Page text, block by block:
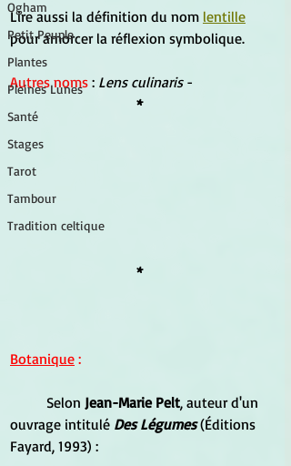
Ogham
Petit Peuple
Plantes
Pleines Lunes
Santé
Stages
Tarot
Tambour
Tradition celtique
Lire aussi la définition du nom lentille
pour amorcer la réflexion symbolique.
Autres noms : Lens culinaris -
*
*
Botanique :
	Selon
Jean-Marie Pelt, auteur d'un
ouvrage intitulé Des Légumes (Éditions
Fayard, 1993) :